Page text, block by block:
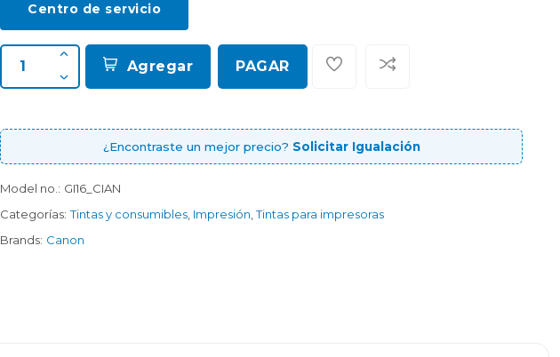
Centro de servicio
Agregar PAGAR
¿Encontraste un mejor precio? Solicitar Igualación
Model no.: GI16_CIAN
Categorías: Tintas y consumibles Impresión ,Tintas para impresoras
Brands: Canon